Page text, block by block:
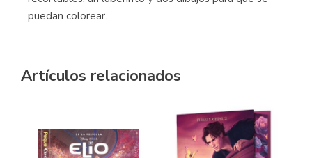
puedan colorear.
Artículos relacionados